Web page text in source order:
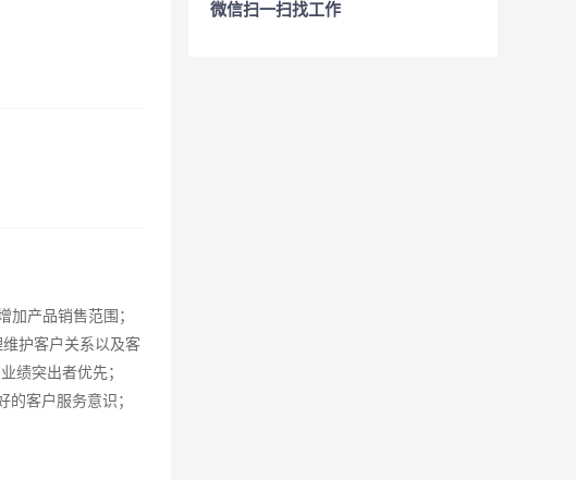
加产品销售范围；
护客户关系以及客
绩突出者优先；
客户服务意识；
微信扫一扫找工作